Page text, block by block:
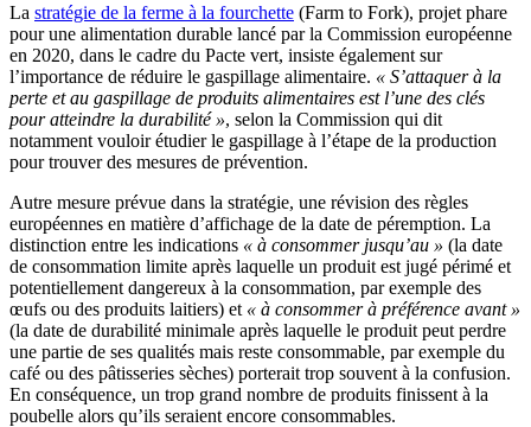
La stratégie de la ferme à la fourchette (Farm to Fork), projet phare
pour une alimentation durable lancé par la Commission européenne
en 2020, dans le cadre du Pacte vert, insiste également sur
l’importance de réduire le gaspillage alimentaire. « S’attaquer à la
perte et au gaspillage de produits alimentaires est l’une des clés
pour atteindre la durabilité », selon la Commission qui dit
notamment vouloir étudier le gaspillage à l’étape de la production
pour trouver des mesures de prévention.
Autre mesure prévue dans la stratégie, une révision des règles
européennes en matière d’affichage de la date de péremption. La
distinction entre les indications « à consommer jusqu’au » (la date
de consommation limite après laquelle un produit est jugé périmé et
potentiellement dangereux à la consommation, par exemple des
œufs ou des produits laitiers) et « à consommer à préférence avant »
(la date de durabilité minimale après laquelle le produit peut perdre
une partie de ses qualités mais reste consommable, par exemple du
café ou des pâtisseries sèches) porterait trop souvent à la confusion.
En conséquence, un trop grand nombre de produits finissent à la
poubelle alors qu’ils seraient encore consommables.